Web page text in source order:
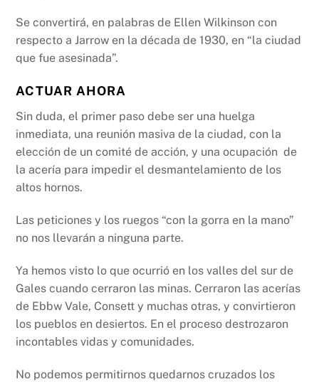
Se convertirá, en palabras de Ellen Wilkinson con
respecto a Jarrow en la década de 1930, en “la ciudad
que fue asesinada”.
ACTUAR AHORA
Sin duda, el primer paso debe ser una huelga
inmediata, una reunión masiva de la ciudad, con la
elección de un comité de acción, y una ocupación de
la acería para impedir el desmantelamiento de los
altos hornos.
Las peticiones y los ruegos “con la gorra en la mano”
no nos llevarán a ninguna parte.
Ya hemos visto lo que ocurrió en los valles del sur de
Gales cuando cerraron las minas. Cerraron las acerías
de Ebbw Vale, Consett y muchas otras, y convirtieron
los pueblos en desiertos. En el proceso destrozaron
incontables vidas y comunidades.
No podemos permitirnos quedarnos cruzados los